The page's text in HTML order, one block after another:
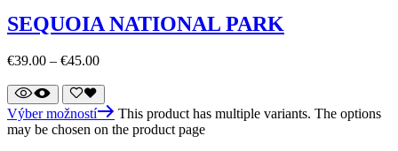
SEQUOIA NATIONAL PARK
€39.00 – €45.00
Výber možností
This product has multiple variants. The options
may be chosen on the product page